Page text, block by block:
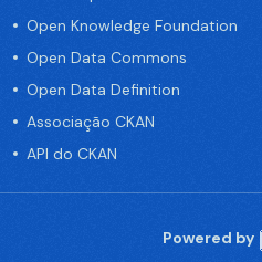
Open Knowledge Foundation
Open Data Commons
Open Data Definition
Associação CKAN
API do CKAN
Powered by